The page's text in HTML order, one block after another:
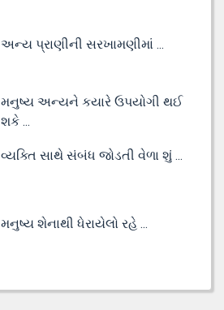
અન્ય પ્રાણીની સરખામણીમાં ...
મનુષ્ય અન્યને કયારે ઉપયોગી થઈ
શકે ...
વ્યક્તિ સાથે સંબંધ જોડતી વેળા શું ...
મનુષ્ય શેનાથી ધેરાયેલો રહે ...